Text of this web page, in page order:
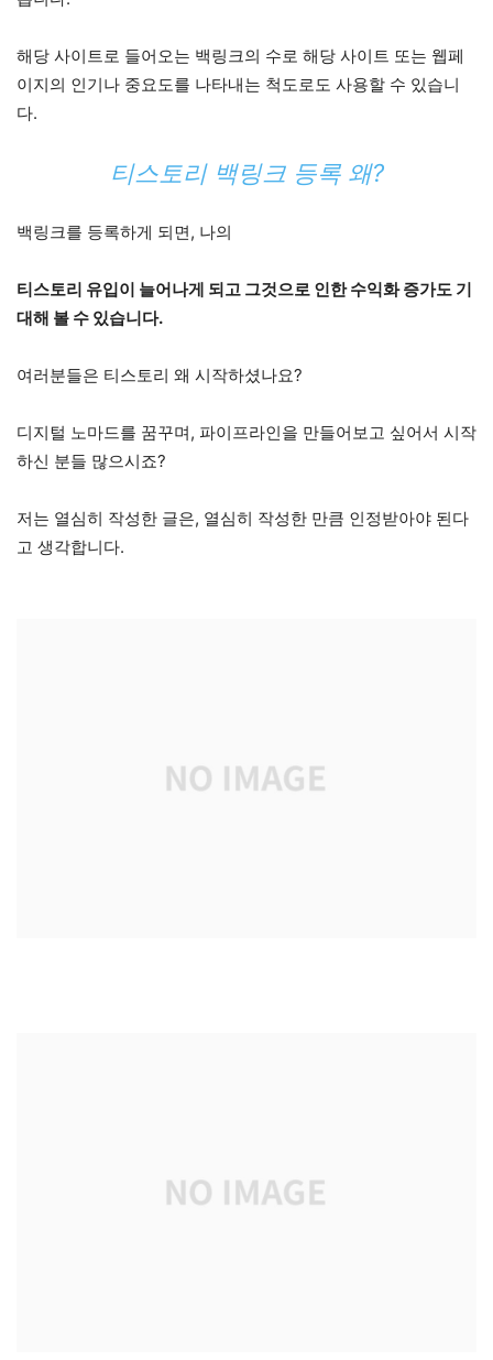
해당 사이트로 들어오는 백링크의 수로 해당 사이트 또는 웹페
이지의 인기나 중요도를 나타내는 척도로도 사용할 수 있습니
다.
티스토리 백링크 등록 왜?
백링크를 등록하게 되면, 나의
티스토리 유입이 늘어나게 되고 그것으로 인한 수익화 증가도 기
대해 볼 수 있습니다.
여러분들은 티스토리 왜 시작하셨나요?
디지털 노마드를 꿈꾸며, 파이프라인을 만들어보고 싶어서 시작
하신 분들 많으시죠?
저는 열심히 작성한 글은, 열심히 작성한 만큼 인정받아야 된다
고 생각합니다.